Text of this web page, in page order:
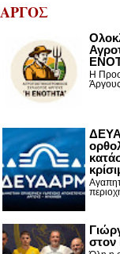
ΑΡΓΟΣ
Η
στον